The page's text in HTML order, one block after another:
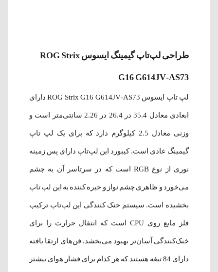
طراحی لپ‌تاپ گیمینگ ایسوس ROG Strix
G16 G614JV-AS73
لپ‌ تاپ ایسوس ROG Strix G16 G614JV-AS73 دارای
ابعادی معادل 35.4 در 26.4 در 2.26 سانتی‌متر است و
وزنی معادل 2.5 کیلوگرم دارد که برای یک لپ تاپ
گیمینگ عادی است. کیبورد این لپ‌تاپ دارای پس زمینه
نوری از نوع RGB است که در سرتاسر آن به چشم
می‌خورد و ظاهری چشم نواز و خیره کننده به این لپ تاپ
بخشیده است. سیستم خنک کنندگی این لپ‌تاپ ترکیب
فلز مایع روی CPU است که انتقال حرارت را برای
خنک‌کنندگی آسان‌تر بهبود می‌بخشد. فن‌های ارتقا یافته
دارای 84 تیغه هستند که هر کدام برای فشار هوای بیشتر